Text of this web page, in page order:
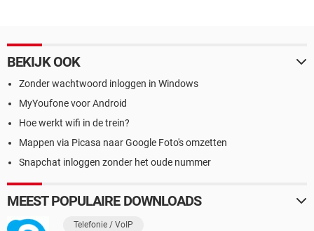
BEKIJK OOK
Zonder wachtwoord inloggen in Windows
MyYoufone voor Android
Hoe werkt wifi in de trein?
Mappen via Picasa naar Google Foto's omzetten
Snapchat inloggen zonder het oude nummer
MEEST POPULAIRE DOWNLOADS
Telefonie / VoIP